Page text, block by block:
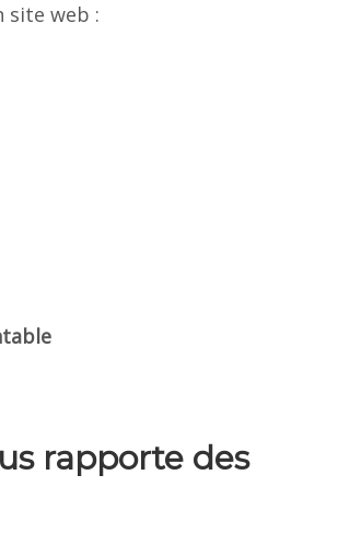
site web :
rapporte des